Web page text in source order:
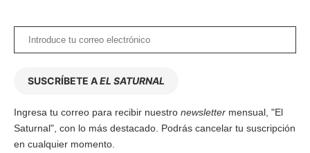
SUSCRÍBETE AEL SATURNAL
Ingresa tu correo para recibir nuestro newsletter mensual, "El
Saturnal", con lo más destacado. Podrás cancelar tu suscripción
en cualquier momento.